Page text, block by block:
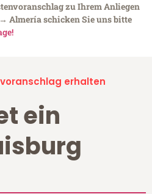
zu Ihrem Anliegen
Almería schicken Sie uns bitte
erhalten
ein